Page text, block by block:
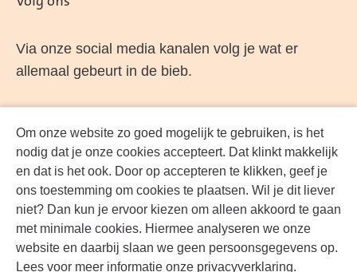
Om onze website zo goed mogelijk te gebruiken, is het
nodig dat je onze cookies accepteert. Dat klinkt makkelijk
en dat is het ook. Door op accepteren te klikken, geef je
ons toestemming om cookies te plaatsen. Wil je dit liever
niet? Dan kun je ervoor kiezen om alleen akkoord te gaan
met minimale cookies. Hiermee analyseren we onze
website en daarbij slaan we geen persoonsgegevens op.
Lees voor meer informatie onze privacyverklaring.
Via onze social media kanalen volg je wat er
allemaal gebeurt in de bieb.
FacebookLinkedInInstagramYouTube